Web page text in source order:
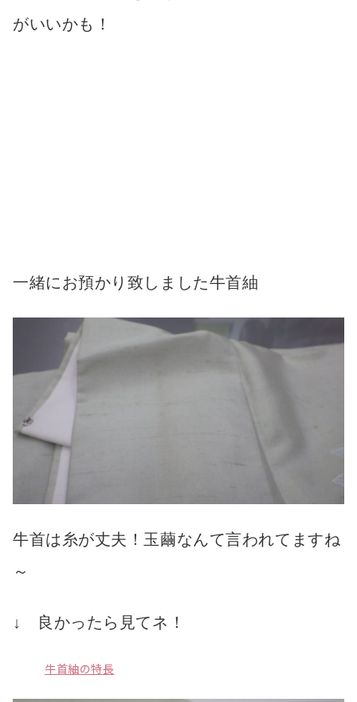
がいいかも！
一緒にお預かり致しました牛首紬
牛首は糸が丈夫！玉繭なんて言われてますね
～
↓ 良かったら見てネ！
牛首紬の特長